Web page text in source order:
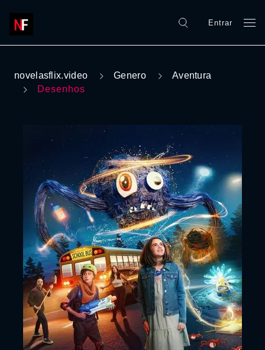
Entrar
novelasflix.video Genero
Aventura
Desenhos